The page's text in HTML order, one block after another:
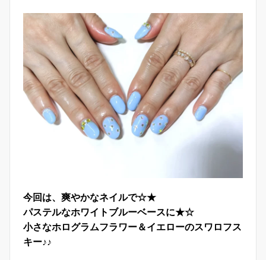
今回は、爽やかなネイルで☆★
パステルなホワイトブルーベースに★☆
小さなホログラムフラワー＆イエローのスワロフス
キー♪♪